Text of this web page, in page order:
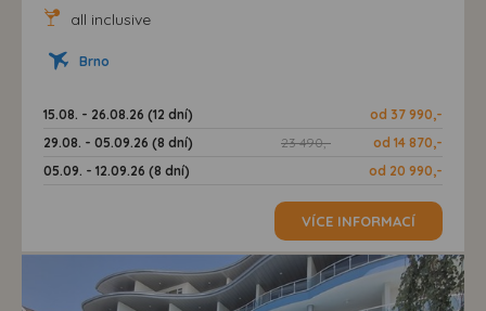
all inclusive
Brno
15.08. - 26.08.26 (12 dní)
od 37 990,-
29.08. - 05.09.26 (8 dní)
23 490,-
od 14 870,-
05.09. - 12.09.26 (8 dní)
od 20 990,-
VÍCE INFORMACÍ